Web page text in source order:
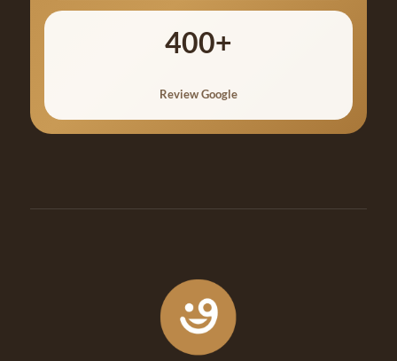
400+
Review Google